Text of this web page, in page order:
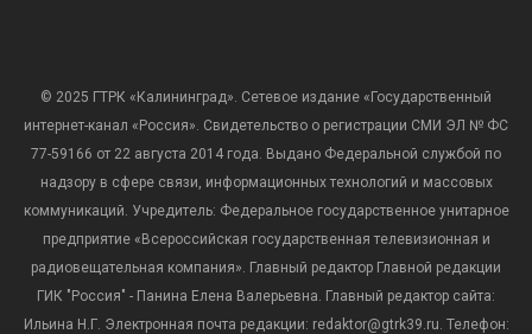
© 2025 ГТРК «Калининград». Сетевое издание «Государственный
интернет-канал «Россия». Свидетельство о регистрации СМИ ЭЛ № ФС
77-59166 от 22 августа 2014 года. Выдано Федеральной службой по
надзору в сфере связи, информационных технологий и массовых
коммуникаций. Учредитель: Федеральное государственное унитарное
предприятие «Всероссийская государственная телевизионная и
радиовещательная компания». Главный редактор Главной редакции
ГИК "Россия" - Панина Елена Валерьевна. Главный редактор сайта:
Ильина Н.Г. Электронная почта редакции: redaktor@gtrk39.ru. Телефон: